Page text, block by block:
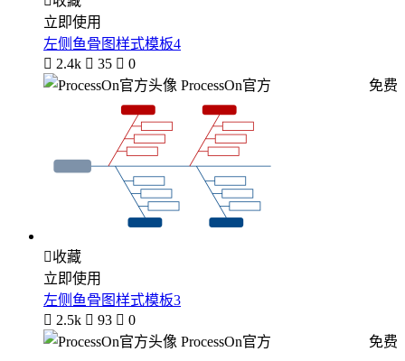
立即使用
左侧鱼骨图样式模板4
 2.4k  35  0
ProcessOn官方
免费
收藏
立即使用
左侧鱼骨图样式模板3
 2.5k  93  0
ProcessOn官方
免费